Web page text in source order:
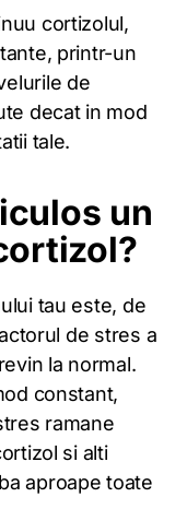
cortizolul,
printr-un
de
decat in ​​mod
tale.
un
tau este, de
de stres a
la normal.
constant,
ramane
si alti
aproape toate